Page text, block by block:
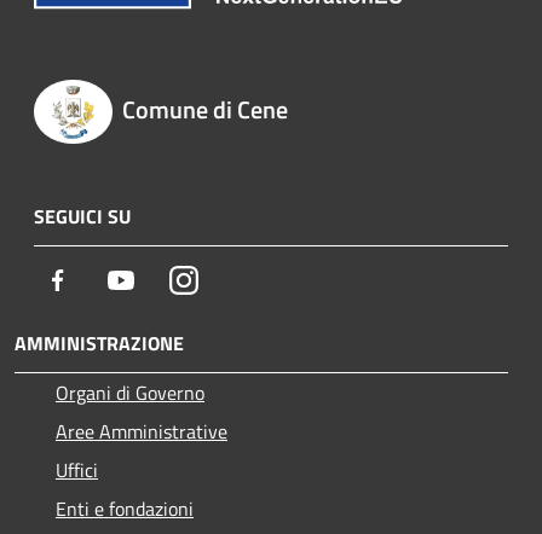
Comune di Cene
SEGUICI SU
Facebook YoutubeInstagram
AMMINISTRAZIONE
Organi di Governo
Aree Amministrative
Uffici
Enti e fondazioni